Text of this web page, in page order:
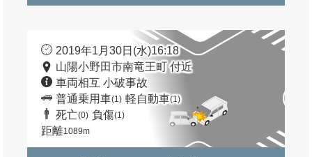
2019年1月30日(水)16:18
山陽小野田市南竜王町 付近
車両相互 小破事故
普通乗用車(1) 軽自動車(1)
死亡(0) 負傷(1)
距離1089m